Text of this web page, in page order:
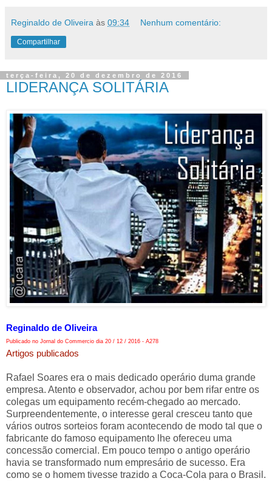
Reginaldo de Oliveira às 09:34 Nenhum comentário:
Compartilhar
terça-feira, 20 de dezembro de 2016
LIDERANÇA SOLITÁRIA
Reginaldo de Oliveira
Publicado no Jornal do Commercio dia 20 / 12 / 2016 - A278
Artigos publicados
Rafael Soares era o mais dedicado operário duma grande
empresa. Atento e observador, achou por bem rifar entre os
colegas um equipamento recém-chegado ao mercado.
Surpreendentemente, o interesse geral cresceu tanto que
vários outros sorteios foram acontecendo de modo tal que o
fabricante do famoso equipamento lhe ofereceu uma
concessão comercial. Em pouco tempo o antigo operário
havia se transformado num empresário de sucesso. Era
como se o homem tivesse trazido a Coca-Cola para o Brasil.